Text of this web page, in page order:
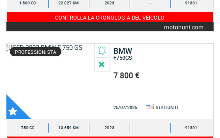
1 800 CC 22 027 KM 2023 - 91801
CONTROLLA LA CRONOLOGIA DEL VEICOLO
motohunt.com
PROFESSIONISTA BMW
F750GS
7 800 €
25/07/2026 STATI UNITI
750 CC 13 659 KM 2023 - 91801